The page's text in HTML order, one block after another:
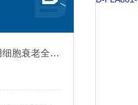
细胞老了怎么办？常用细胞衰老全解析